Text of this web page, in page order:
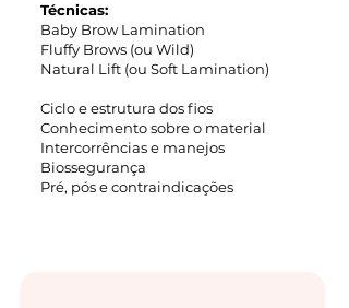
Técnicas:
Baby Brow Lamination
Fluffy Brows (ou Wild)
Natural Lift (ou Soft Lamination)
Ciclo e estrutura dos fios
Conhecimento sobre o material
Intercorrências e manejos
Biossegurança
Pré, pós e contraindicações